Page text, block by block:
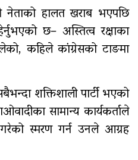
नेताको हालत खराब भएपछि
छ– अस्तित्व रक्षाका
कहिले कांग्रेसको टाङमा
शक्तिशाली पार्टी भएको
सामान्य कार्यकर्ताले
स्मरण गर्न उनले आग्रह